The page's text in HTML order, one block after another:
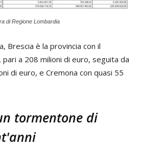
di Regione Lombardia
Brescia è la provincia con il
a 208 milioni di euro, seguita da
di euro, e Cremona con quasi 55
tormentone di